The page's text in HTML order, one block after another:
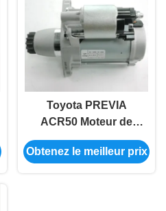
Toyota PREVIA
ACR50 Moteur de
démarrage Assy
28100-28042 28100-
Obtenez le meilleur prix